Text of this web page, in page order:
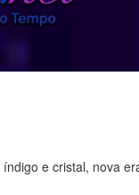
e cristal, nova